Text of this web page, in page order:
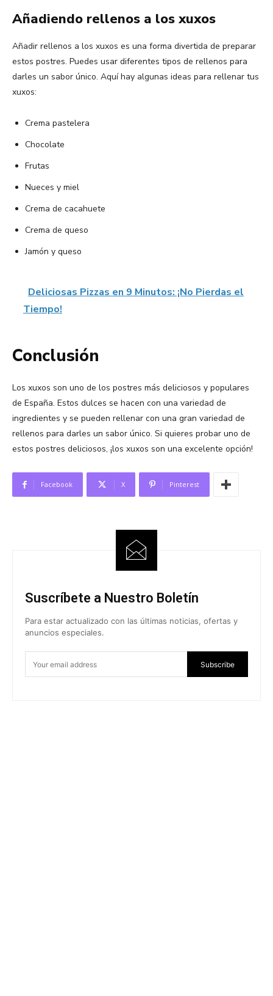
Añadiendo rellenos a los xuxos
Añadir rellenos a los xuxos es una forma divertida de preparar
estos postres. Puedes usar diferentes tipos de rellenos para
darles un sabor único. Aquí hay algunas ideas para rellenar tus
xuxos:
Crema pastelera
Chocolate
Frutas
Nueces y miel
Crema de cacahuete
Crema de queso
Jamón y queso
Deliciosas Pizzas en 9 Minutos: ¡No Pierdas el
Tiempo!
Conclusión
Los xuxos son uno de los postres más deliciosos y populares
de España. Estos dulces se hacen con una variedad de
ingredientes y se pueden rellenar con una gran variedad de
rellenos para darles un sabor único. Si quieres probar uno de
estos postres deliciosos, ¡los xuxos son una excelente opción!
Facebook X Pinterest
Suscríbete a Nuestro Boletín
Para estar actualizado con las últimas noticias, ofertas y
anuncios especiales.
Subscribe